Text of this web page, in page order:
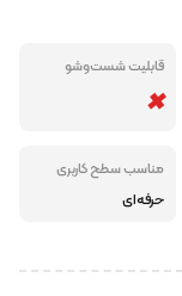
قابلیت شست‌وشو
مناسب سطح کاربری
حرفه‌ای